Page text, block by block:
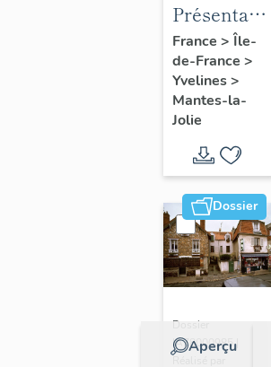
Présentation
de l'étude
France > Île-
de-France >
Yvelines>
Mantes-la-
Jolie
Dossier
Aperçu
Dossier
IA78000985 |